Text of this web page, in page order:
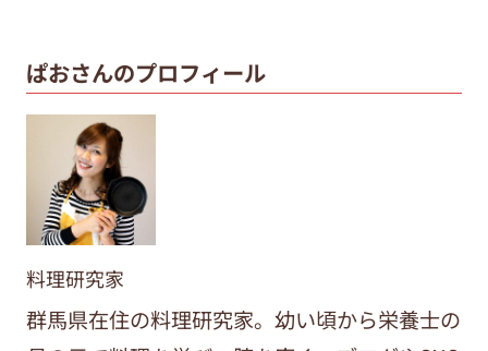
ぱおさんのプロフィール
料理研究家
群馬県在住の料理研究家。幼い頃から栄養士の